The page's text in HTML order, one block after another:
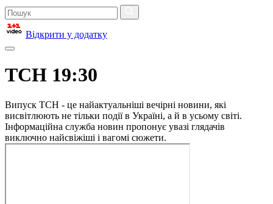
Відкрити у додатку
ТСН 19:30
Випуск ТСН - це найактуальніші вечірні новини, які
висвітлюють не тільки події в Україні, а й в усьому світі.
Інформаційна служба новин пропонує увазі глядачів
виключно найсвіжіші і вагомі сюжети.